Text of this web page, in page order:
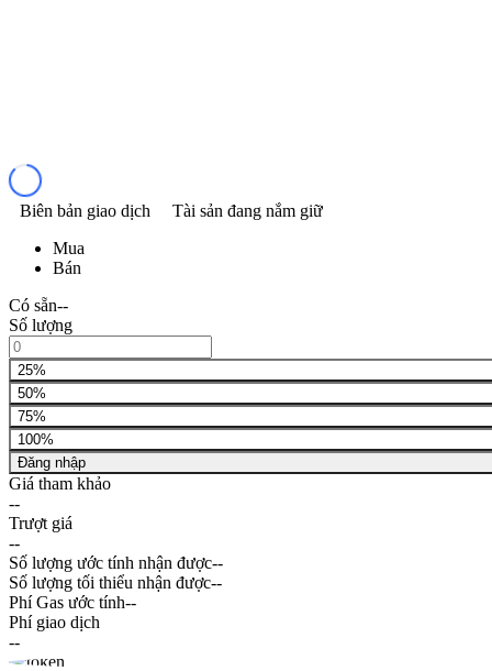
Biên bản giao dịch
Tài sản đang nắm giữ
Mua
Bán
Có sẵn--
Số lượng
25%
50%
75%
100%
Đăng nhập
Giá tham khảo
--
Trượt giá
--
Số lượng ước tính nhận được--
Số lượng tối thiểu nhận được--
Phí Gas ước tính--
Phí giao dịch
--